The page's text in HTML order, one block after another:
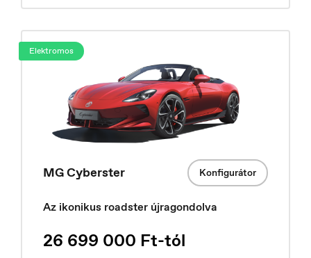
Ísland
Íslenska
Elektromos
MG Cyberster Konfigurátor
Az ikonikus roadster újragondolva
26 699 000 Ft-tól